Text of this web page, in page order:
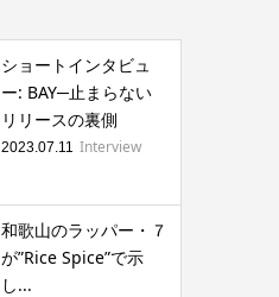
ショートインタビュ
ー: BAY─止まらない
リリースの裏側
2023.07.11 Interview
和歌山のラッパー・７
が”Rice Spice”で示
し...